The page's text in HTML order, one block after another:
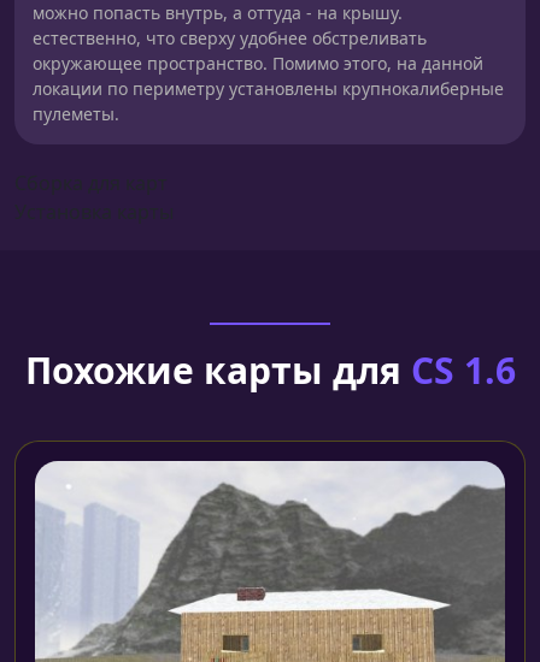
можно попасть внутрь, а оттуда - на крышу.
естественно, что сверху удобнее обстреливать
окружающее пространство. Помимо этого, на данной
локации по периметру установлены крупнокалиберные
пулеметы.
Похожие карты для CS 1.6